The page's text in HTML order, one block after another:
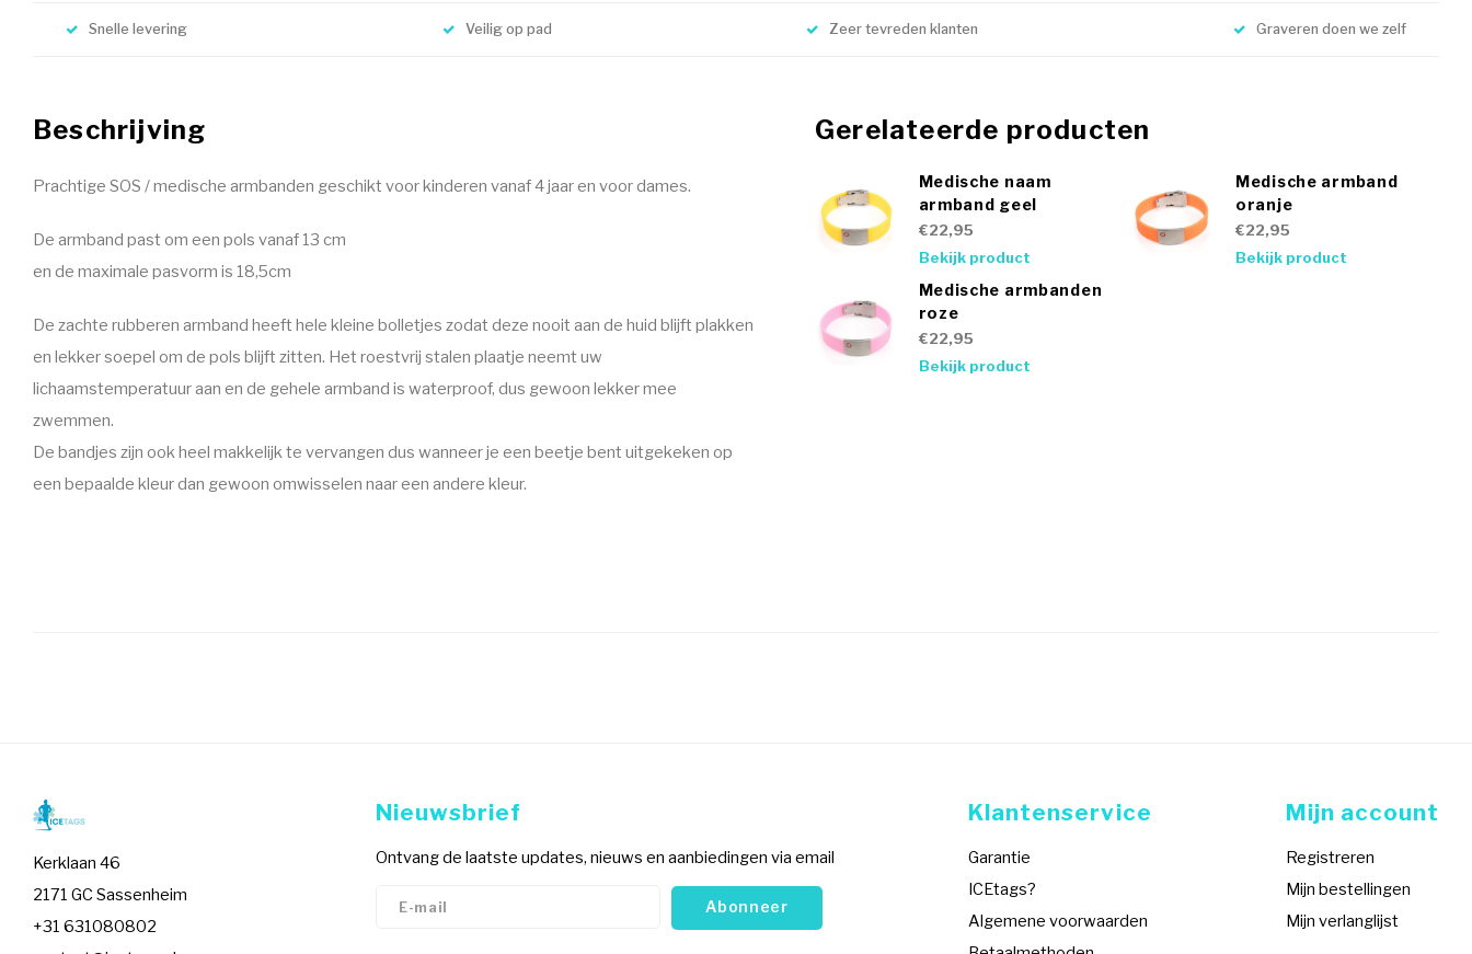
Snelle levering Veilig op pad Zeer tevreden klanten Graveren doen we zelf
Beschrijving
Prachtige SOS / medische armbanden geschikt voor kinderen vanaf 4 jaar en voor dames.
De armband past om een pols vanaf 13 cm
en de maximale pasvorm is 18,5cm
De zachte rubberen armband heeft hele kleine bolletjes zodat deze nooit aan de huid blijft plakken
en lekker soepel om de pols blijft zitten. Het roestvrij stalen plaatje neemt uw
lichaamstemperatuur aan en de gehele armband is waterproof, dus gewoon lekker mee
zwemmen.
De bandjes zijn ook heel makkelijk te vervangen dus wanneer je een beetje bent uitgekeken op
een bepaalde kleur dan gewoon omwisselen naar een andere kleur.
Gerelateerde producten
Medische naam
armband geel
€22,95
Bekijk product
Medische armband
oranje
€22,95
Bekijk product
Medische armbanden
roze
€22,95
Bekijk product
Kerklaan 46
2171 GC Sassenheim
+31 631080802
Nieuwsbrief
Ontvang de laatste updates, nieuws en aanbiedingen via email
Abonneer
Klantenservice
Garantie
ICEtags?
Algemene voorwaarden
Mijn account
Registreren
Mijn bestellingen
Mijn verlanglijst